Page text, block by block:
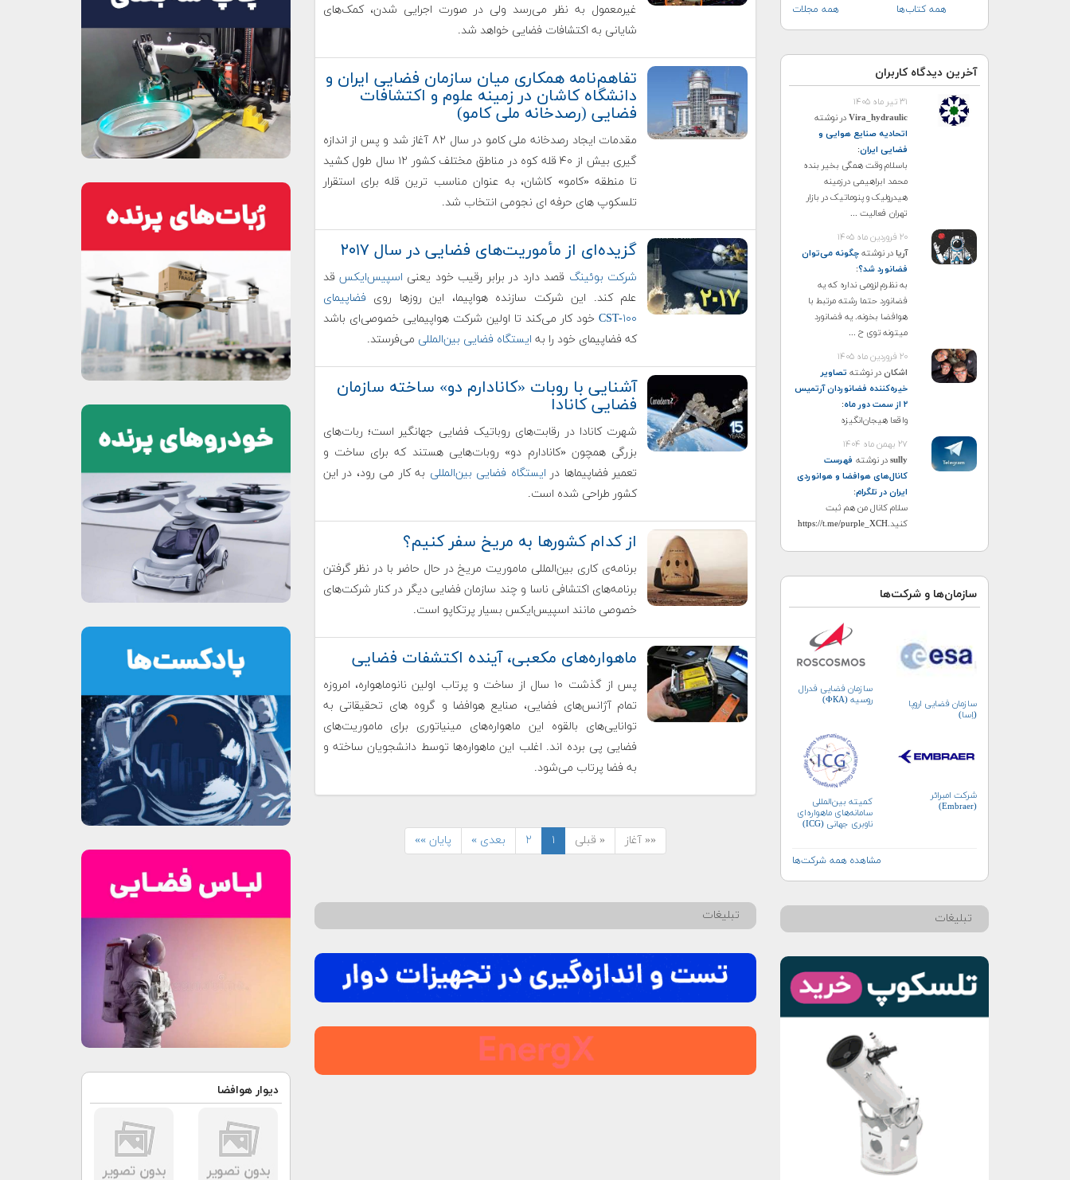
همه کتاب‌ها همه مجلات
آخرین دیدگاه کاربران
۳۱ تیر ماه ۱۴۰۵
Vira_hydraulicدر نوشته
اتحادیه صنایع هوایی و
فضایی ایران:
باسلام وقت همگی بخیر بنده
محمد ابراهیمی درزمینه
هیدرولیک و پنوماتیک در بازار
تهران فعالیت ...
۲۰ فروردین ماه ۱۴۰۵
آریادر نوشتهچگونه می‌توان
فضانورد شد؟:
به نظرم لزومی نداره که یه
فضانورد حتما رشته مرتبط با
هوافضا بخونه. یه فضانورد
میتونه توی ح ...
۲۰ فروردین ماه ۱۴۰۵
اشکاندر نوشته تصاویر
خیره‌کننده فضانوردان آرتمیس
۲ از سمت دور ماه
:
واقعا هیجان‌انگیزه
۲۷ بهمن ماه ۱۴۰۴
sullyدر نوشته فهرست
کانال‌های هوافضا و هوانوردی
ایران در تلگرام:
سلام کانال من هم ثبت
کنید.https://t.me/purple_XCH
سازمان‌ها و شرکت‌ها
سازمان فضایی اروپا
(اِسا)
سازمان فضایی فدرال
روسیه (ФКА)
شرکت امبرائر
(Embraer)
کمیته بین‌المللی
سامانه‌های ماهواره‌ای
ناوبری جهانی (ICG)
مشاهده همه شرکت‌ها
تبلیغات
غیرمعمول به نظر می‌رسد ولی در صورت اجرایی شدن، کمک‌های
شایانی به اکتشافات فضایی خواهد شد.
تفاهم‌نامه همکاری میان سازمان فضایی ایران و
دانشگاه کاشان در زمینه علوم و اکتشافات
فضایی (رصدخانه ملی کامو)
مقدمات ایجاد رصدخانه ملی کامو در سال ۸۲ آغاز شد و پس از اندازه
گیری بیش از ۴۰ قله کوه در مناطق مختلف کشور ۱۲ سال طول کشید
تا منطقه «کامو» کاشان، به عنوان مناسب ترین قله برای استقرار
تلسکوپ های حرفه ای نجومی انتخاب شد.
گزیده‌ای از مأموریت‌های فضایی در سال ۲۰۱۷
شرکت بوئینگ قصد دارد در برابر رقیب خود یعنی اسپیس‌ایکس قد
علم کند. این شرکت سازنده هواپیما، این روزها روی فضاپیمای
CST-۱۰۰خود کار می‌کند تا اولین شرکت هواپیمایی خصوصی‌ای باشد
که فضاپیمای خود را به ایستگاه فضایی بین‌المللی می‌فرستد.
آشنایی با روبات «کانادارم دو» ساخته سازمان
فضایی کانادا
شهرت کانادا در رقابت‌های روباتیک فضایی جهانگیر است؛ ربات‌های
بزرگی همچون «کانادارم دو» روبات‌هایی هستند که برای ساخت و
تعمیر فضاپیماها در ایستگاه فضایی بین‌المللی به کار می رود، در این
کشور طراحی شده است.
از کدام کشورها به مریخ سفر کنیم؟
برنامه‌ی کاری بین‌المللی ماموریت مریخ در حال حاضر با در نظر گرفتن
برنامه‌های اکتشافی ناسا و چند سازمان فضایی دیگر در کنار شرکت‌های
خصوصی مانند اسپیس‌ایکس بسیار پرتکاپو است.
ماهواره‌های مکعبی، آینده اکتشفات فضایی
پس از گذشت ۱۰ سال از ساخت و پرتاب اولین نانوماهواره، امروزه
تمام آژانس‌های فضایی، صنایع هوافضا و گروه های تحقیقاتی به
توانایی‌های بالقوه این ماهواره‌های مینیاتوری برای ماموریت‌های
فضایی پی برده اند. اغلب این ماهواره‌ها توسط دانشجویان ساخته و
به فضا پرتاب می‌شود.
«« آغاز « قبلی ۱ ۲ بعدی » پایان »»
تبلیغات
دیوار هوافضا